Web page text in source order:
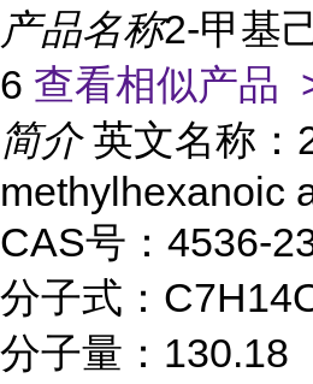
产品名称2-甲基
6 查看相似产品
简介 英文名称：
methylhexanoic
CAS号：4536-
分子式：
分子量：130.18